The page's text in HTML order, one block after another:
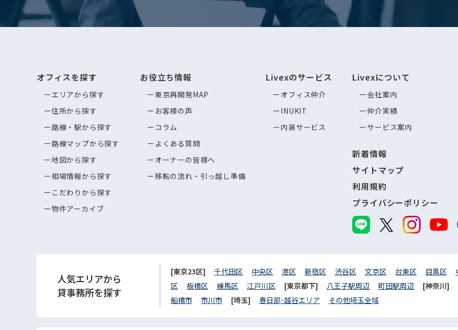
オフィスを探す
エリアから探す
住所から探す
路線・駅から探す
路線マップから探す
地図から探す
相場情報から探す
こだわりから探す
物件アーカイブ
お役立ち情報
東京再開発MAP
お客様の声
コラム
よくある質問
オーナーの皆様へ
移転の流れ・引っ越し準備
Livexのサービス
オフィス仲介
INUKIT
内装サービス
Livexについて
会社案内
仲介実績
サービス案内
新着情報
サイトマップ
利用規約
プライバシーポリシー
人気エリアから
貸事務所を探す
[東京23区] 千代田区 中央区 港区 新宿区 渋谷区 文京区 台東区 目黒区
区
板橋区 練馬区 江戸川区 [東京都下] 八王子駅周辺 町田駅周辺 [神奈川]
船橋市
市川市 [埼玉] 春日部･越谷エリア その他埼玉全域